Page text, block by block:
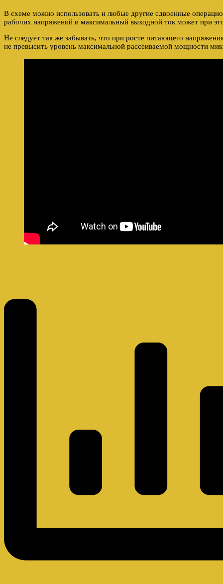
В схеме можно использовать и любые другие сдвоенные
рабочих напряжений и максимальный выходной ток может при
Не следует так же забывать, что при росте питающего
не превысить уровень максимальной рассеиваемой мощности